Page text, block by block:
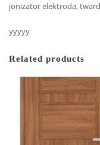
jonizator elektroda,
yyyyy
Related products